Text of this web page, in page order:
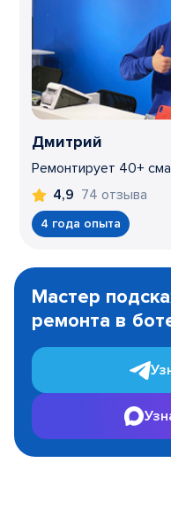
Дмитрий
Ремонтирует 40+
4,9 74 отзыва
4 года опыта
1
Мастер
ремонта в